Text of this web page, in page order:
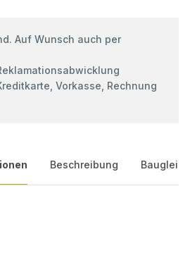
Auf Wunsch auch per
Vorkasse, Rechnung
Beschreibung